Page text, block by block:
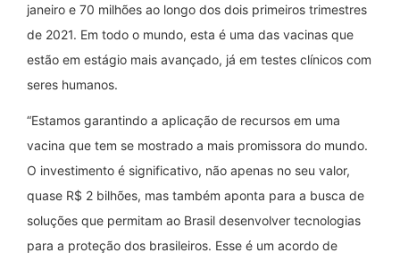
janeiro e 70 milhões ao longo dos dois primeiros trimestres
de 2021. Em todo o mundo, esta é uma das vacinas que
estão em estágio mais avançado, já em testes clínicos com
seres humanos.
“Estamos garantindo a aplicação de recursos em uma
vacina que tem se mostrado a mais promissora do mundo.
O investimento é significativo, não apenas no seu valor,
quase R$ 2 bilhões, mas também aponta para a busca de
soluções que permitam ao Brasil desenvolver tecnologias
para a proteção dos brasileiros. Esse é um acordo de